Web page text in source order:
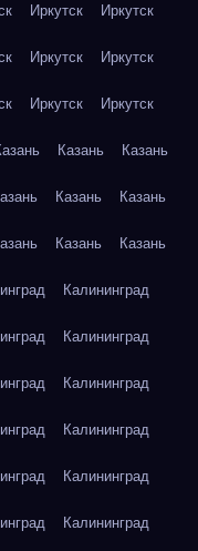
Иркутск Иркутск
Иркутск Иркутск
Иркутск Иркутск
Казань Казань
Казань Казань
Казань Казань
Калининград
Калининград
Калининград
Калининград
Калининград
Калининград